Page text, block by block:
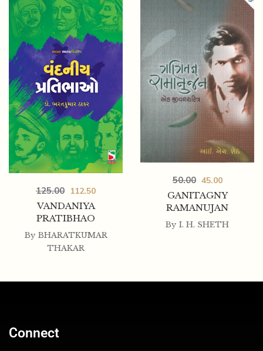
VANDANIYA
PRATIBHAO
125.00 112.50
By BHARATKUMAR
THAKAR
GANITAGNY
RAMANUJAN
50.00 45.00
By I. H. SHETH
Connect